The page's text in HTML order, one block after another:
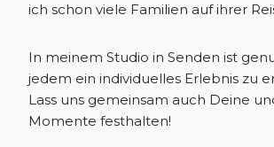
ich schon viele Familien auf ihrer
In meinem Studio in Senden ist
jedem ein individuelles Erlebnis zu
Lass uns gemeinsam auch Deine
Momente festhalten!